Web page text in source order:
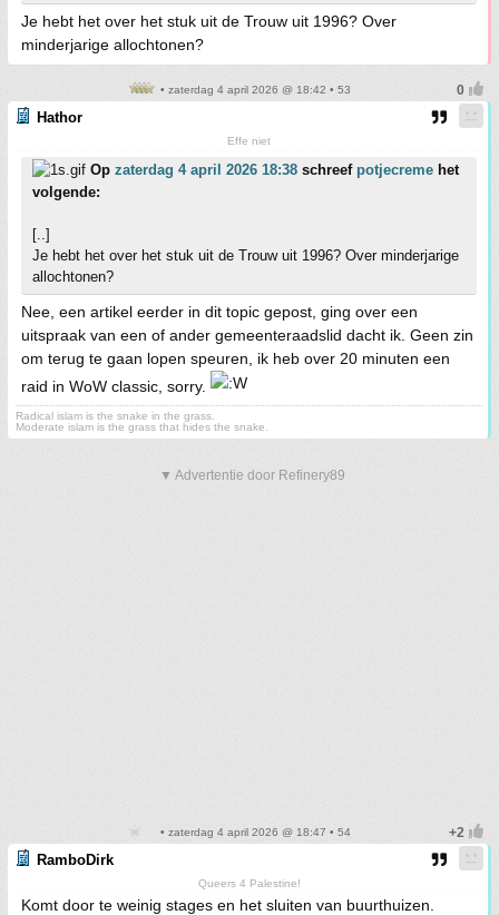
Je hebt het over het stuk uit de Trouw uit 1996? Over
minderjarige allochtonen?
• zaterdag 4 april 2026 @ 18:42 • 53
Hathor
Effe niet
Op zaterdag 4 april 2026 18:38 schreef potjecreme het
volgende:
[..]
Je hebt het over het stuk uit de Trouw uit 1996? Over minderjarige
allochtonen?
Nee, een artikel eerder in dit topic gepost, ging over een
uitspraak van een of ander gemeenteraadslid dacht ik. Geen zin
om terug te gaan lopen speuren, ik heb over 20 minuten een
raid in WoW classic, sorry.
Radical islam is the snake in the grass.
Moderate islam is the grass that hides the snake.
▼ Advertentie door Refinery89
• zaterdag 4 april 2026 @ 18:47 • 54
RamboDirk
Queers 4 Palestine!
Komt door te weinig stages en het sluiten van buurthuizen.